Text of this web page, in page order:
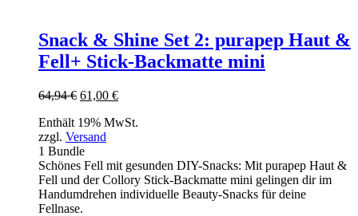
Snack & Shine Set 2: purapep Haut &
Fell+ Stick-Backmatte mini
64,94€ Ursprünglicher
war:
64,94 €
61,00 €Aktueller
ist:
Enthält 19% MwSt.
zzgl. Versand
1 Bundle
Schönes Fell mit gesunden DIY-Snacks: Mit purapep Haut &
Fell und der Collory Stick-Backmatte mini gelingen dir im
Handumdrehen individuelle Beauty-Snacks für deine
Fellnase.